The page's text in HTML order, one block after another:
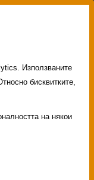
Използваните
бисквитките,
на някои